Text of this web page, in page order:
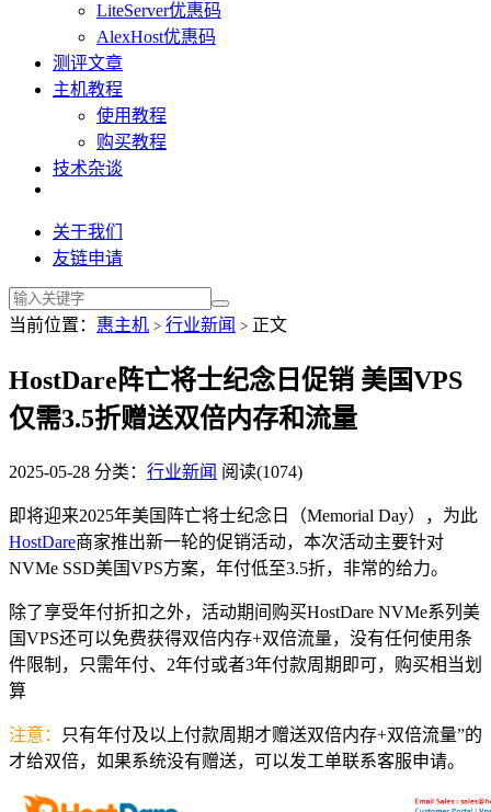
LiteServer优惠码
AlexHost优惠码
测评文章
主机教程
使用教程
购买教程
技术杂谈
关于我们
友链申请
当前位置： 惠主机 > 行业新闻 > 正文
HostDare阵亡将士纪念日促销 美国VPS
仅需3.5折赠送双倍内存和流量
2025-05-28 分类： 行业新闻 阅读(1074)
即将迎来2025年美国阵亡将士纪念日（Memorial Day），为此
HostDare商家推出新一轮的促销活动，本次活动主要针对
NVMe SSD美国VPS方案，年付低至3.5折，非常的给力。
除了享受年付折扣之外，活动期间购买HostDare NVMe系列美
国VPS还可以免费获得双倍内存+双倍流量，没有任何使用条
件限制，只需年付、2年付或者3年付款周期即可，购买相当划
算
注意：
只有年付及以上付款周期才赠送双倍内存+双倍流量”的
才给双倍，如果系统没有赠送，可以发工单联系客服申请。